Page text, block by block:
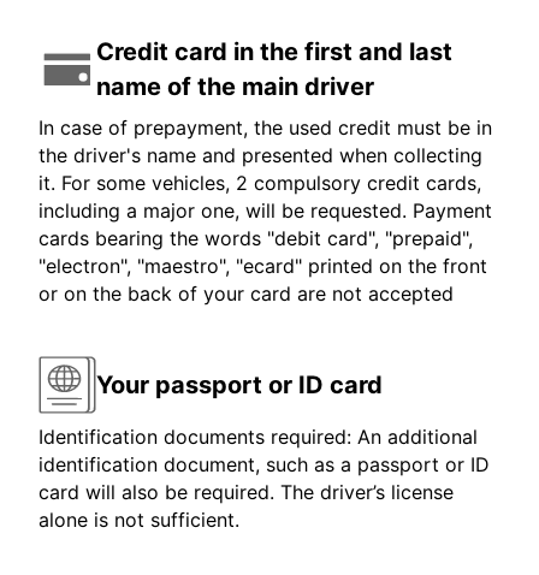
Credit card in the first and last
name of the main driver
In case of prepayment, the used credit must be in
the driver's name and presented when collecting
it. For some vehicles, 2 compulsory credit cards,
including a major one, will be requested. Payment
cards bearing the words "debit card", "prepaid",
"electron", "maestro", "ecard" printed on the front
or on the back of your card are not accepted
Your passport or ID card
Identification documents required: An additional
identification document, such as a passport or ID
card will also be required. The driver’s license
alone is not sufficient.